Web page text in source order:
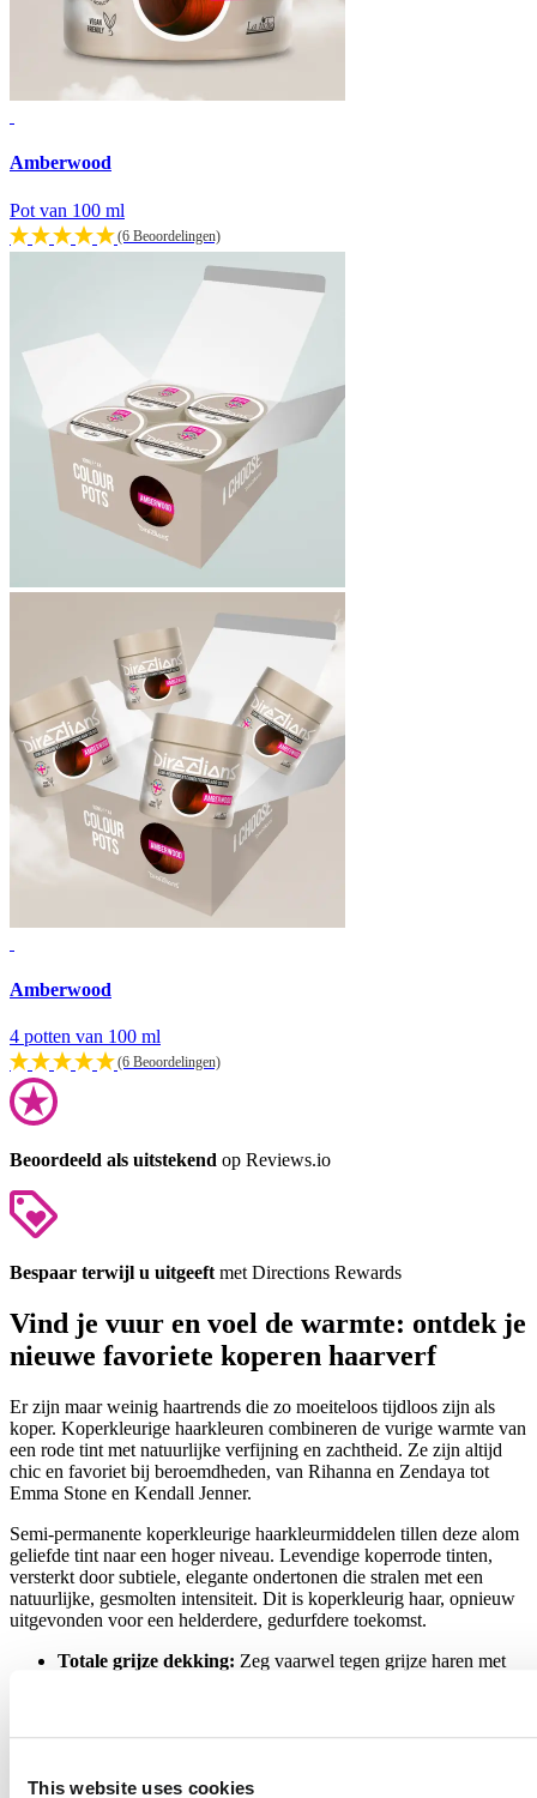
This website uses cookies
Amberwood
Pot van 100 ml
(6 Beoordelingen)
Amberwood
4 potten van 100 ml
(6 Beoordelingen)
Beoordeeld als uitstekend op Reviews.io
Bespaar terwijl u uitgeeft met Directions Rewards
Vind je vuur en voel de warmte: ontdek je
nieuwe favoriete koperen haarverf
Er zijn maar weinig haartrends die zo moeiteloos tijdloos zijn als
koper. Koperkleurige haarkleuren combineren de vurige warmte van
een rode tint met natuurlijke verfijning en zachtheid. Ze zijn altijd
chic en favoriet bij beroemdheden, van Rihanna en Zendaya tot
Emma Stone en Kendall Jenner.
Semi-permanente koperkleurige haarkleurmiddelen tillen deze alom
geliefde tint naar een hoger niveau. Levendige koperrode tinten,
versterkt door subtiele, elegante ondertonen die stralen met een
natuurlijke, gesmolten intensiteit. Dit is koperkleurig haar, opnieuw
uitgevonden voor een helderdere, gedurfdere toekomst.
Totale grijze dekking: Zeg vaarwel tegen grijze haren met
resultaat.